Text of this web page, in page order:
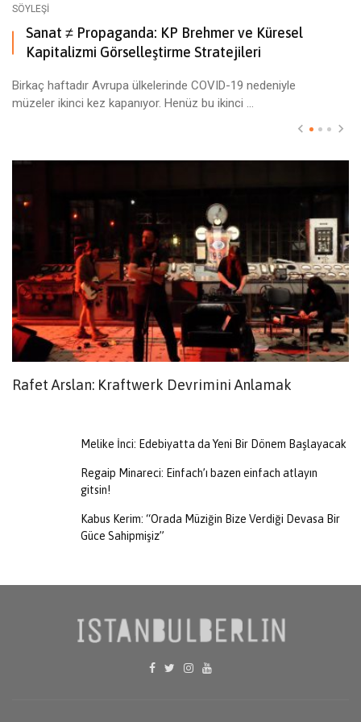
SÖYLEŞI
Sanat ≠ Propaganda: KP Brehmer ve Küresel
Kapitalizmi Görselleştirme Stratejileri
Birkaç haftadır Avrupa ülkelerinde COVID-19 nedeniyle
müzeler ikinci kez kapanıyor. Henüz bu ikinci ...
Rafet Arslan: Kraftwerk Devrimini Anlamak
Melike İnci: Edebiyatta da Yeni Bir Dönem Başlayacak
Regaip Minareci: Einfach’ı bazen einfach atlayın
gitsin!
Kabus Kerim: “Orada Müziğin Bize Verdiği Devasa Bir
Güce Sahipmişiz”